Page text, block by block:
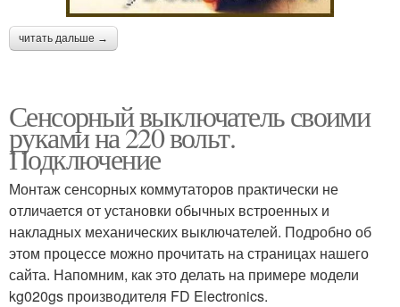
читать дальше →
Сенсорный выключатель своими
руками на 220 вольт.
Подключение
Монтаж сенсорных коммутаторов практически не
отличается от установки обычных встроенных и
накладных механических выключателей. Подробно об
этом процессе можно прочитать на страницах нашего
сайта. Напомним, как это делать на примере модели
kg020gs производителя FD Electronics.